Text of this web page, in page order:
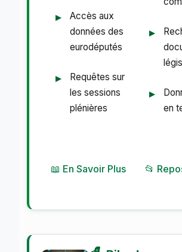
Accès aux
données des
eurodéputés
Requêtes sur
les sessions
plénières
en
📖 En Savoir Plus 📂